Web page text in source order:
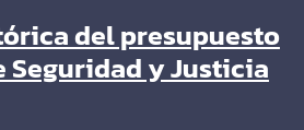
del presupuesto
Seguridad y Justicia